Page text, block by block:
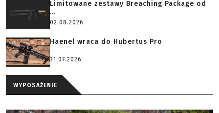
Limitowane zestawy Breaching Package od
...
02.08.2026
Haenel wraca do Hubertus Pro
31.07.2026
WYPOSAŻENIE